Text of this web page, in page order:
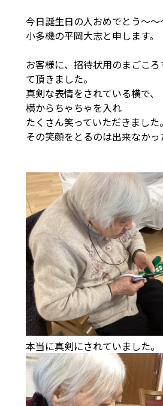
今日誕生日の人おめでとう～
小多機の平岡大志と申します。
お客様に、招待状用のまごこ
て頂きました。
真剣な表情をされている横で、
横からちゃちゃを入れ
たくさん笑っていただきました。
その笑顔をとるのは出来なかっ
本当に真剣にされていました。